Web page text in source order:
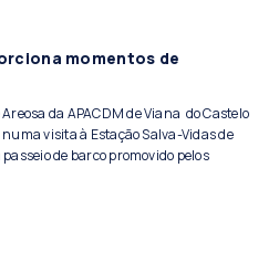
momentos de
da APACDM de Viana do Castelo
visita à Estação Salva-Vidas de
de barco promovido pelos